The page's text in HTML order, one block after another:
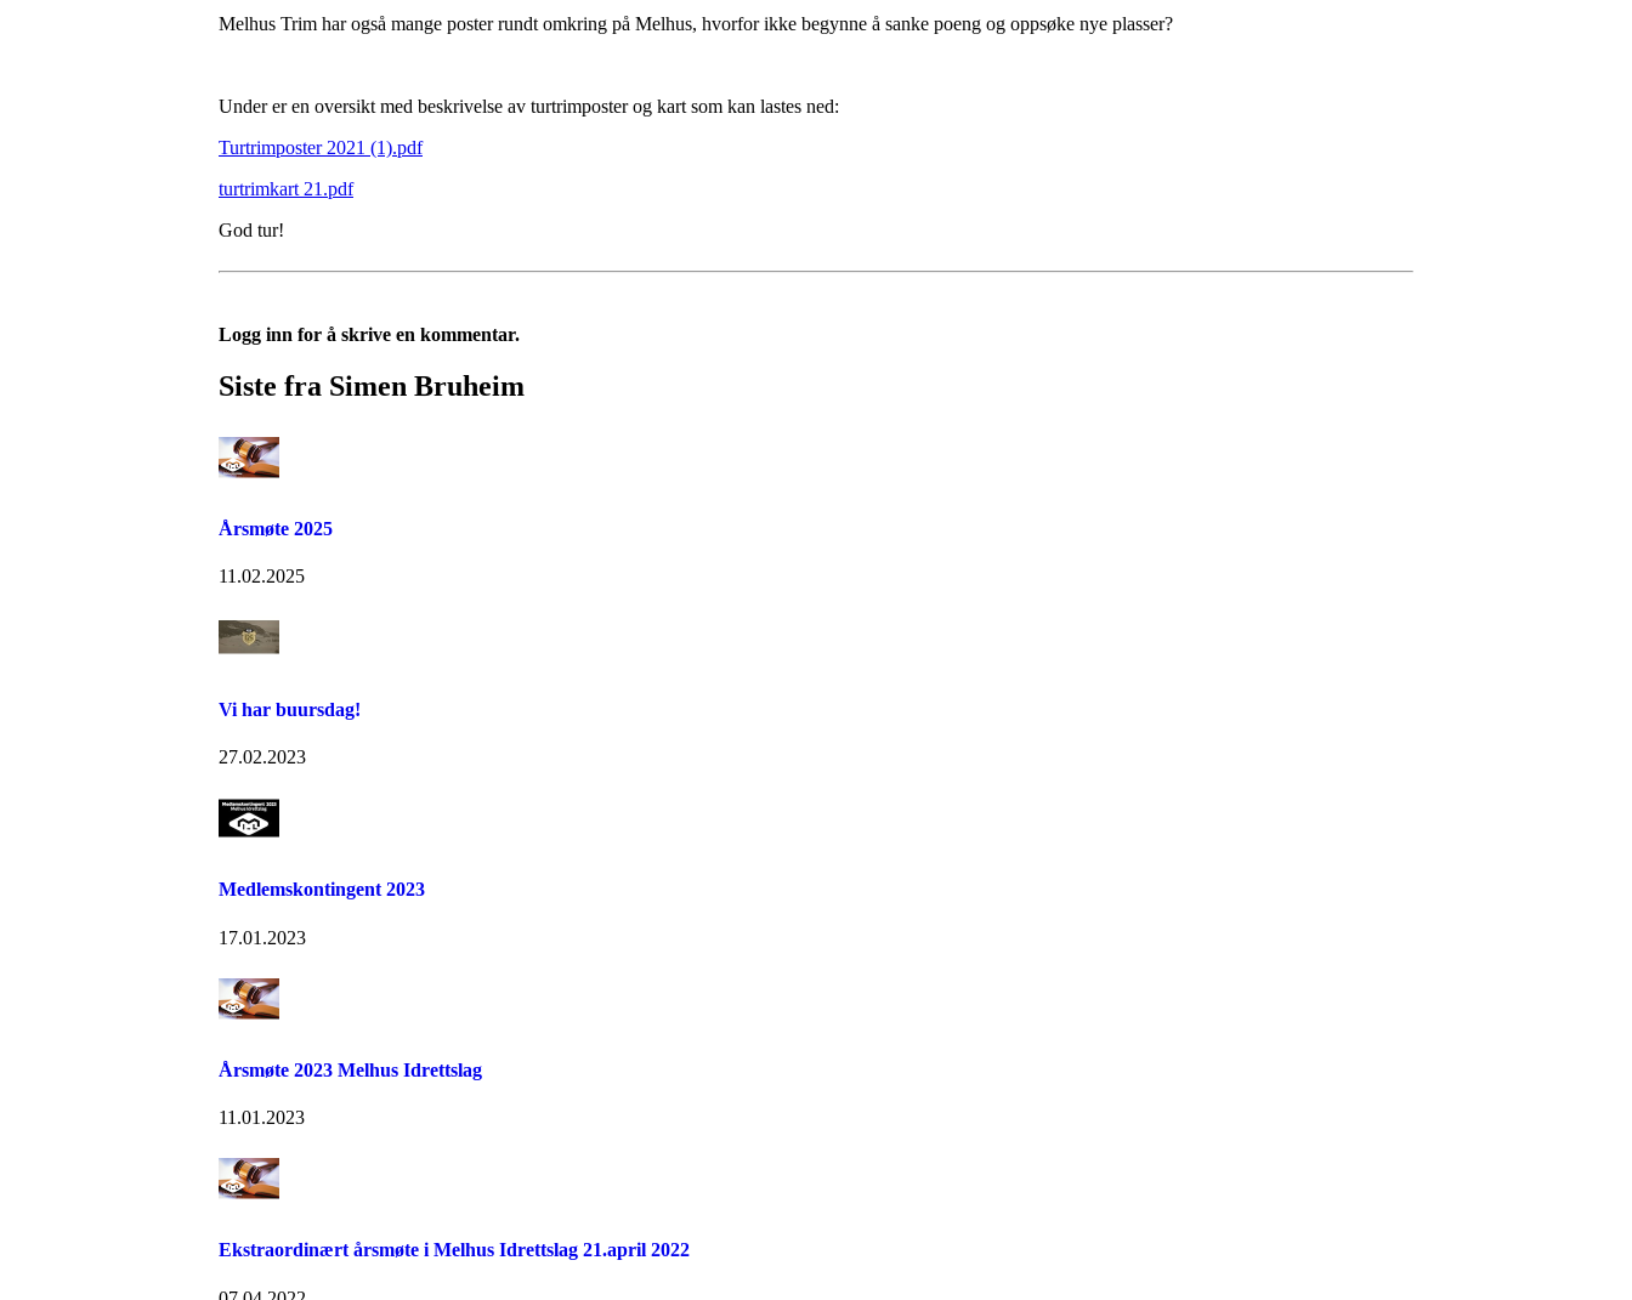
Melhus Trim har også mange poster rundt omkring på Melhus, hvorfor ikke begynne å sanke poeng og oppsøke nye plasser?
Under er en oversikt med beskrivelse av turtrimposter og kart som kan lastes ned:
Turtrimposter 2021 (1).pdf
turtrimkart 21.pdf
God tur!
Logg inn for å skrive en kommentar.
Siste fra Simen Bruheim
Årsmøte 2025
11.02.2025
Vi har buursdag!
27.02.2023
Medlemskontingent 2023
17.01.2023
Årsmøte 2023 Melhus Idrettslag
11.01.2023
Ekstraordinært årsmøte i Melhus Idrettslag 21.april 2022